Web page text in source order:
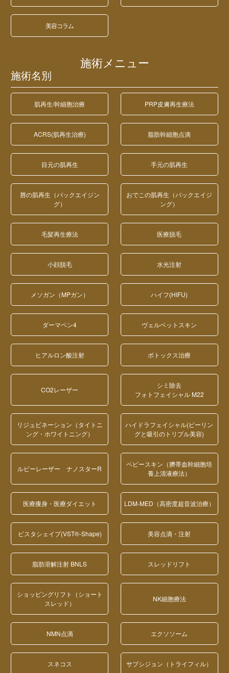
美容コラム
施術メニュー
施術名別
肌再生/幹細胞治療 PRP皮膚再生療法
ACRS(肌再生治療) 脂肪幹細胞点滴
目元の肌再生 手元の肌再生
唇の肌再生（バックエイジン
グ）
おでこの肌再生（バックエイジ
ング）
毛髪再生療法 医療脱毛
小顔脱毛 水光注射
メソガン（MPガン） ハイフ(HIFU)
ダーマペン4 ヴェルベットスキン
ヒアルロン酸注射 ボトックス治療
CO2レーザー
シミ除去
フォトフェイシャル M22
リジュビネーション（タイトニ
ング・ホワイトニング）
ハイドラフェイシャル(ピーリン
グと吸引のトリプル美容)
ルビーレーザー ナノスターR
ベビースキン（臍帯血幹細胞培
養上清液療法）
医療痩身・医療ダイエット LDM-MED（高密度超音波治療）
ビスタシェイプ(VST®-Shape) 美容点滴・注射
脂肪溶解注射 BNLS スレッドリフト
ショッピングリフト（ショート
スレッド）
NK細胞療法
NMN点滴 エクソソーム
スネコス サブシジョン（トライフィル）